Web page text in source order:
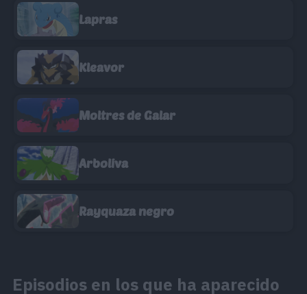
Lapras
Kleavor
Moltres de Galar
Arboliva
Rayquaza negro
Episodios en los que ha aparecido